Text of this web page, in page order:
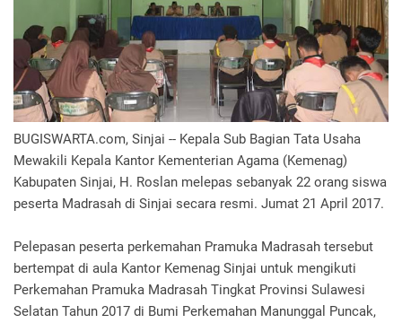
BUGISWARTA.com, Sinjai -- Kepala Sub Bagian Tata Usaha
Mewakili Kepala Kantor Kementerian Agama (Kemenag)
Kabupaten Sinjai, H. Roslan melepas sebanyak 22 orang siswa
peserta Madrasah di Sinjai secara resmi. Jumat 21 April 2017.
Pelepasan peserta perkemahan Pramuka Madrasah tersebut
bertempat di aula Kantor Kemenag Sinjai untuk mengikuti
Perkemahan Pramuka Madrasah Tingkat Provinsi Sulawesi
Selatan Tahun 2017 di Bumi Perkemahan Manunggal Puncak,